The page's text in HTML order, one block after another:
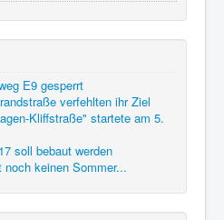
E9 gesperrt
verfehlten ihr Ziel
Kliffstraße" startete am 5.
soll bebaut werden
keinen Sommer...